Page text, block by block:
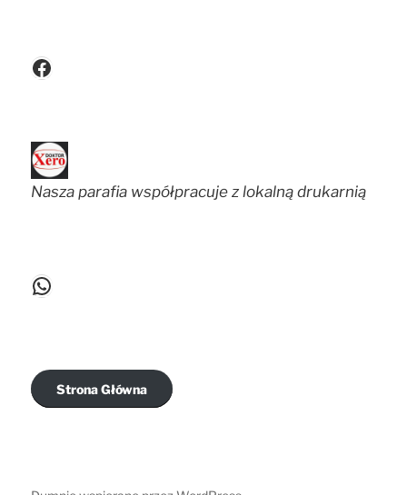
Facebook
Nasza parafia współpracuje z lokalną drukarnią
WhatsApp
Strona Główna